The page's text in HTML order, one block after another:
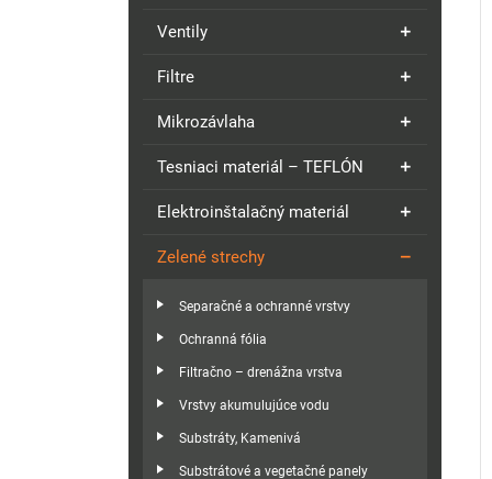
Ventily
Filtre
Mikrozávlaha
Tesniaci materiál – TEFLÓN
Elektroinštalačný materiál
Zelené strechy
Separačné a ochranné vrstvy
Ochranná fólia
Filtračno – drenážna vrstva
Vrstvy akumulujúce vodu
Substráty, Kamenivá
Substrátové a vegetačné panely